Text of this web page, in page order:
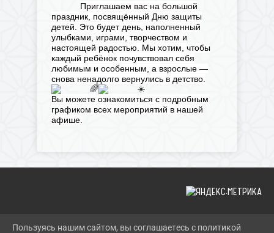
Приглашаем вас на большой
праздник, посвящённый Дню защиты
детей. Это будет день, наполненный
улыбками, играми, творчеством и
настоящей радостью. Мы хотим, чтобы
каждый ребёнок почувствовал себя
любимым и особенным, а взрослые —
снова ненадолго вернулись в детство.
Вы можете ознакомиться с подробным
графиком всех мероприятий в нашей
афише.
Пользуясь нашим сайтом, вы соглашаетесь с политикой